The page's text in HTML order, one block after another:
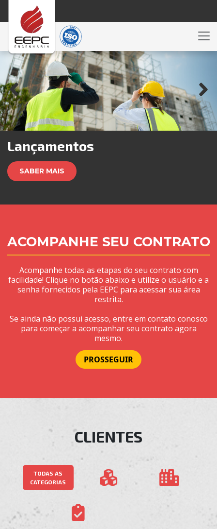
Lançamentos
SABER MAIS
ACOMPANHE SEU CONTRATO
Acompanhe todas as etapas do seu contrato com
facilidade! Clique no botão abaixo e utilize o usuário e a
senha fornecidos pela EEPC para acessar sua área
restrita.
Se ainda não possui acesso, entre em contato conosco
para começar a acompanhar seu contrato agora
mesmo.
PROSSEGUIR
CLIENTES
TODAS AS
CATEGORIAS